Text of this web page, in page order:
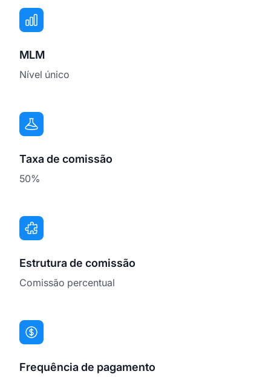
MLM
Nível único
Taxa de comissão
50%
Estrutura de comissão
Comissão percentual
Frequência de pagamento